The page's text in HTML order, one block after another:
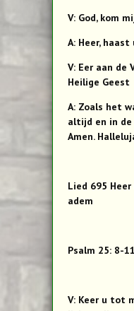
V: God, kom
A: Heer,
V: Eer aan de
Heilige Geest
A: Zoals het
altijd en in de
Amen.
Lied 695
adem
Psalm 25: 8-
V: Keer u tot